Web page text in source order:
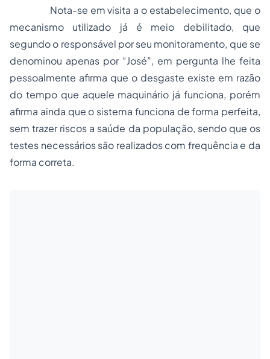
Nota-se em visita a o estabelecimento, que o
mecanismo utilizado já é meio debilitado, que
segundo o responsável por seu monitoramento, que se
denominou apenas por “José”, em pergunta lhe feita
pessoalmente afirma que o desgaste existe em razão
do tempo que aquele maquinário já funciona, porém
afirma ainda que o sistema funciona de forma perfeita,
sem trazer riscos a saúde da população, sendo que os
testes necessários são realizados com frequência e da
forma correta.